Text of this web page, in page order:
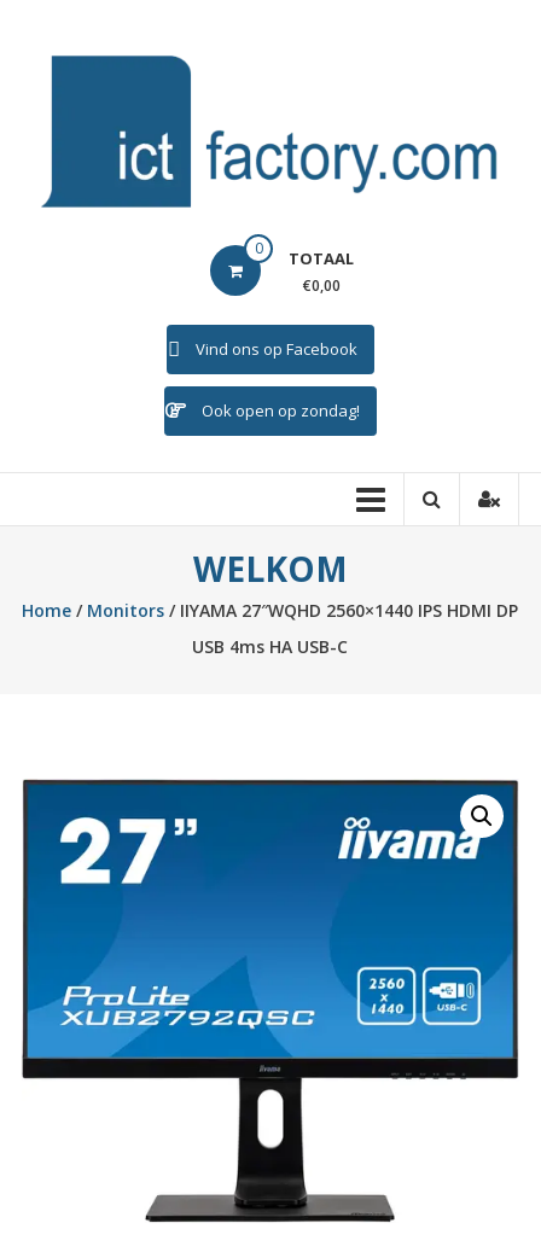
ICTFACTORY 0 TOTAAL
€0,00
Vind ons op Facebook
Ook open op zondag!
WELKOM
Home / Monitors / IIYAMA 27″WQHD 2560×1440 IPS HDMI DP
USB 4ms HA USB-C